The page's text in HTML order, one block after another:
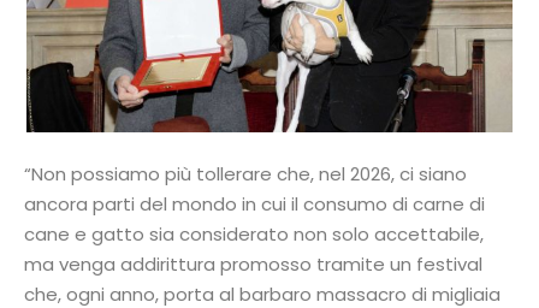
“Non possiamo più tollerare che, nel 2026, ci siano
ancora parti del mondo in cui il consumo di carne di
cane e gatto sia considerato non solo accettabile,
ma venga addirittura promosso tramite un festival
che, ogni anno, porta al barbaro massacro di migliaia